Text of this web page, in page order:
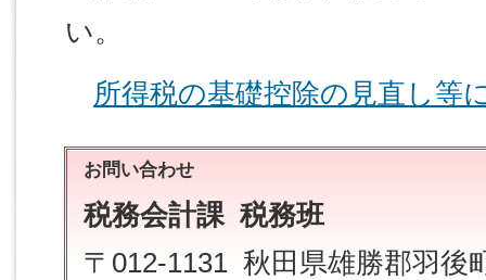
い。
所得税の基礎控除の見直し等
お問い合わせ
税務会計課 税務班
〒012-1131 秋田県雄勝郡羽後